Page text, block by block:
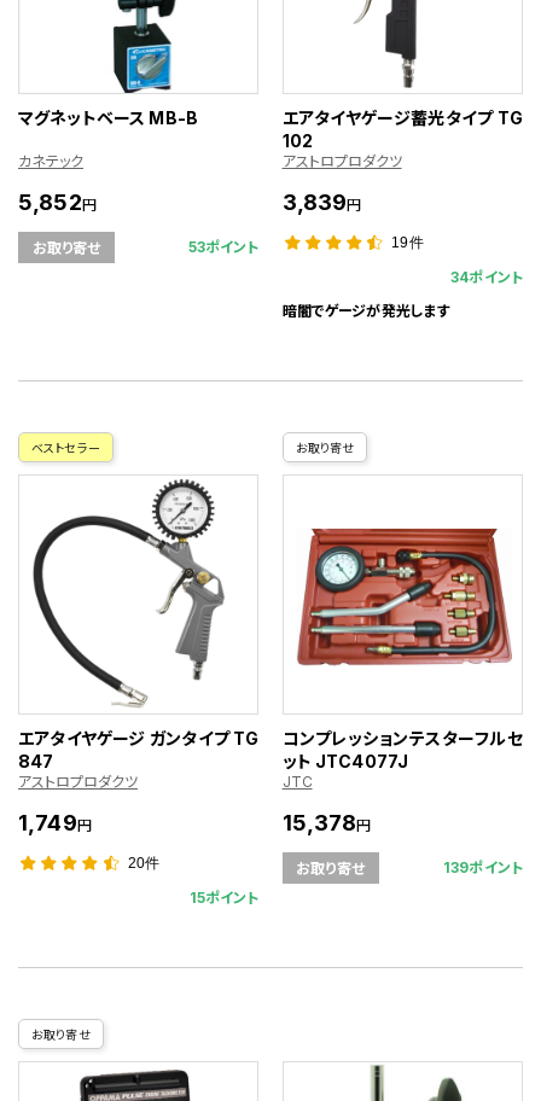
マグネットベース MB-B
カネテック
5,852円
お取り寄せ 53ポイント
エアタイヤゲージ蓄光タイプ TG
102
アストロプロダクツ
3,839円
19件
34ポイント
暗闇でゲージが発光します
ベストセラー
エアタイヤゲージ ガンタイプ TG
847
アストロプロダクツ
1,749円
20件
15ポイント
お取り寄せ
コンプレッションテスターフルセ
ット JTC4077J
JTC
15,378円
お取り寄せ 139ポイント
お取り寄せ